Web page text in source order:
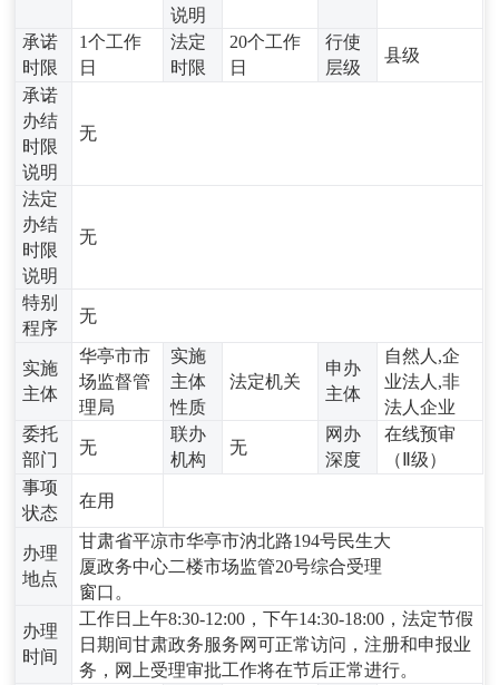
说明
承诺
时限
1个工作
日
法定
时限
20个工作
日
行使
层级
县级
承诺
办结
时限
说明
无
法定
办结
时限
说明
无
特别
程序
无
实施
主体
华亭市市
场监督管
理局
实施
主体
性质
法定机关
申办
主体
自然人,企
业法人,非
法人企业
委托
部门
无
联办
机构
无
网办
深度
在线预审
（Ⅱ级）
事项
状态
在用
办理
地点
甘肃省平凉市华亭市汭北路194号民生大
厦政务中心二楼市场监管20号综合受理
窗口。
办理
时间
工作日上午8:30-12:00，下午14:30-18:00，法定节假
日期间甘肃政务服务网可正常访问，注册和申报业
务，网上受理审批工作将在节后正常进行。